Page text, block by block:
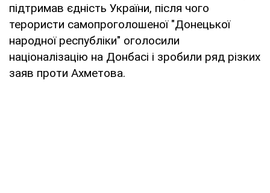
підтримав єдність України, після чого
терористи самопроголошеної "Донецької
народної республіки" оголосили
націоналізацію на Донбасі і зробили ряд різких
заяв проти Ахметова.